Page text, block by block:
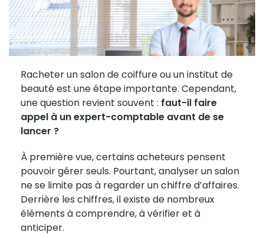
Racheter un salon de coiffure ou un institut de
beauté est une étape importante. Cependant,
une question revient souvent : faut-il faire
appel à un expert-comptable avant de se
lancer ?
À première vue, certains acheteurs pensent
pouvoir gérer seuls. Pourtant, analyser un salon
ne se limite pas à regarder un chiffre d’affaires.
Derrière les chiffres, il existe de nombreux
éléments à comprendre, à vérifier et à
anticiper.